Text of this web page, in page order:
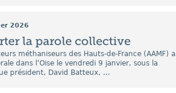
2026
la parole collective
méthaniseurs des Hauts-de-France (AAMF) a
dans l’Oise le vendredi 9 janvier, sous la
président, David Batteux, ...